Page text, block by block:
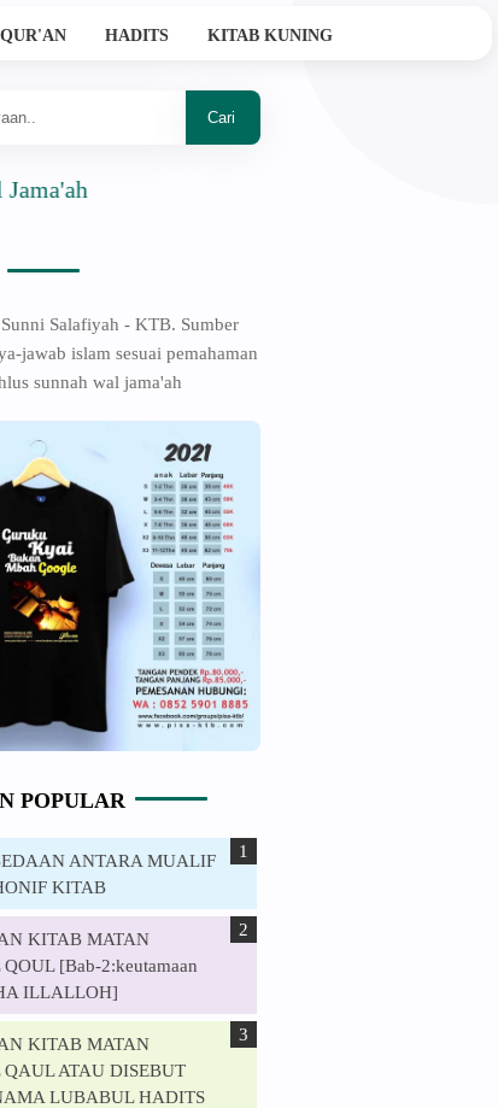
HADITS KITAB KUNING
Salafiyah - KTB. Sumber
jawab islam sesuai pemahaman
sunnah wal jama'ah
POPULAR
ANTARA MUALIF
KITAB
KITAB MATAN
[Bab-2:keutamaan
ILLALLOH]
KITAB MATAN
ATAU DISEBUT
LUBABUL HADITS